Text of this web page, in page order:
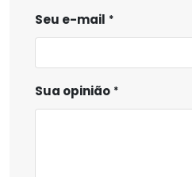
Seu e-mail
Sua opinião